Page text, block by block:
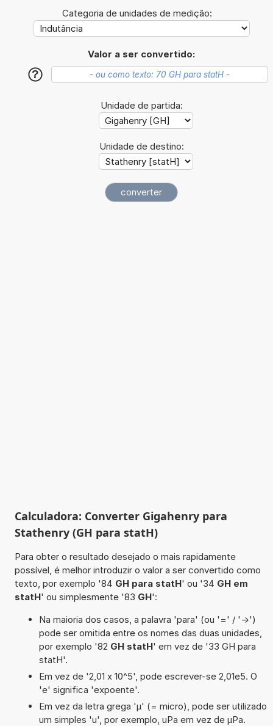
Categoria de unidades de medição:
Valor a ser convertido:
?
Unidade de partida:
Unidade de destino:
Calculadora: Converter Gigahenry para
Stathenry (GH para statH)
Para obter o resultado desejado o mais rapidamente
possível, é melhor introduzir o valor a ser convertido como
texto, por exemplo '84 GH para statH' ou '34 GH em
statH' ou simplesmente '83 GH':
Na maioria dos casos, a palavra 'para' (ou '=' / '->')
pode ser omitida entre os nomes das duas unidades,
por exemplo '82 GH statH' em vez de '33 GH para
statH'.
Em vez de '2,01 x 10^5', pode escrever-se 2,01e5. O
'e' significa 'expoente'.
Em vez da letra grega 'µ' (= micro), pode ser utilizado
um simples 'u', por exemplo, uPa em vez de µPa.